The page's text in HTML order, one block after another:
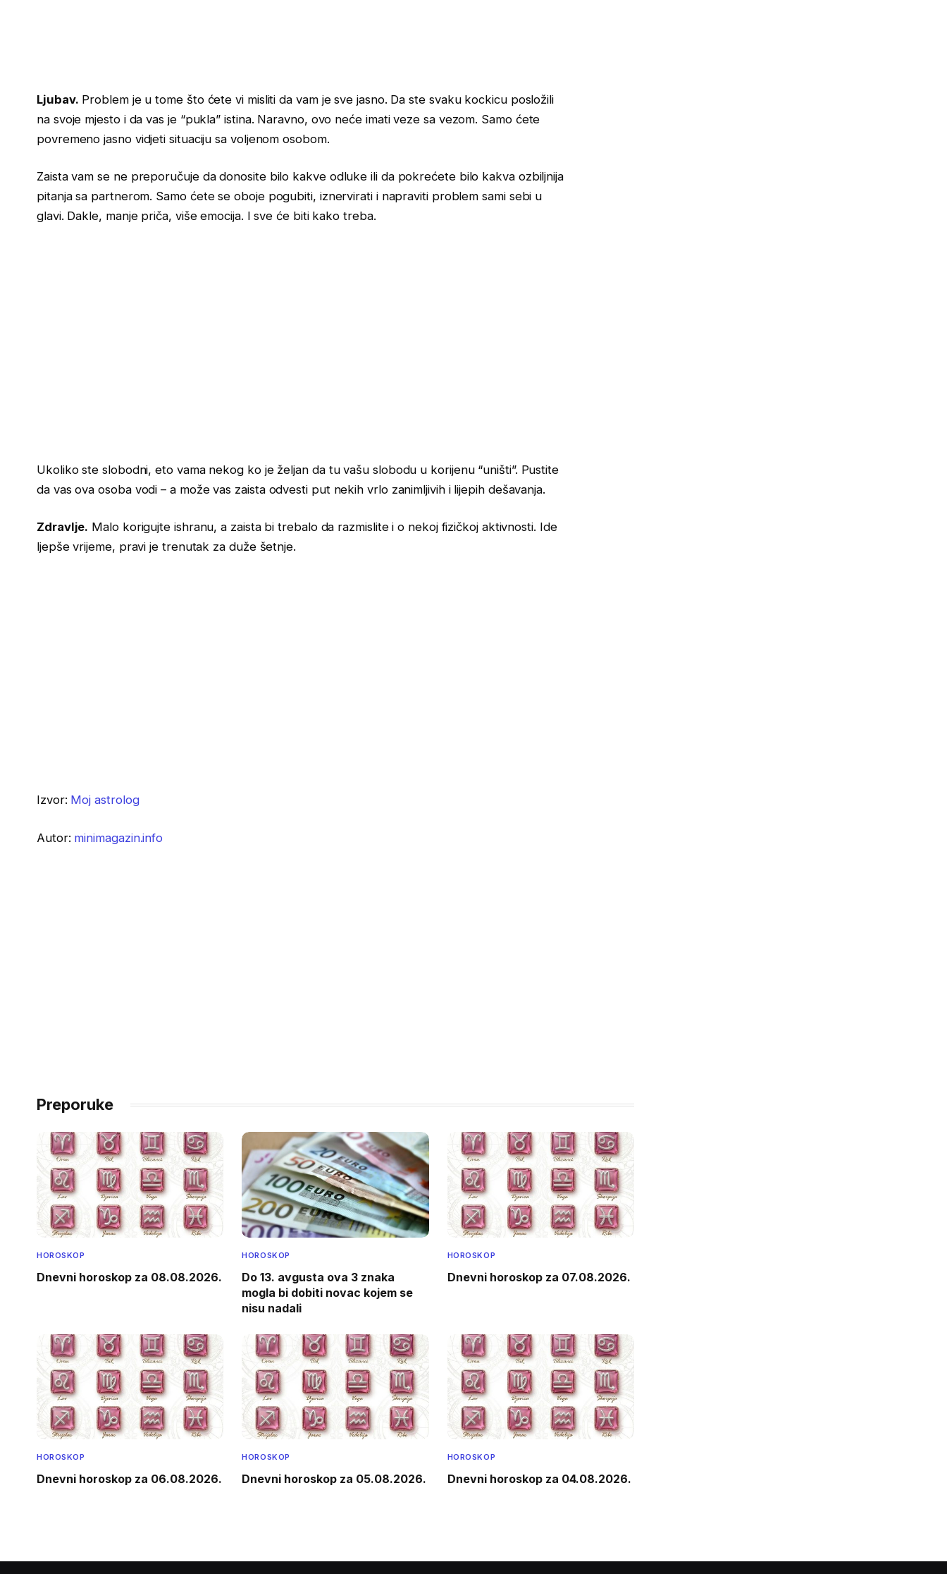
Ljubav. Problem je u tome što ćete vi misliti da vam je sve jasno. Da ste svaku kockicu posložili
na svoje mjesto i da vas je “pukla” istina. Naravno, ovo neće imati veze sa vezom. Samo ćete
povremeno jasno vidjeti situaciju sa voljenom osobom.
Zaista vam se ne preporučuje da donosite bilo kakve odluke ili da pokrećete bilo kakva ozbiljnija
pitanja sa partnerom. Samo ćete se oboje pogubiti, iznervirati i napraviti problem sami sebi u
glavi. Dakle, manje priča, više emocija. I sve će biti kako treba.
Ukoliko ste slobodni, eto vama nekog ko je željan da tu vašu slobodu u korijenu “uništi”. Pustite
da vas ova osoba vodi – a može vas zaista odvesti put nekih vrlo zanimljivih i lijepih dešavanja.
Zdravlje. Malo korigujte ishranu, a zaista bi trebalo da razmislite i o nekoj fizičkoj aktivnosti. Ide
ljepše vrijeme, pravi je trenutak za duže šetnje.
Izvor: Moj astrolog
Autor: minimagazin.info
Preporuke
HOROSKOP
Dnevni horoskop za 08.08.2026.
HOROSKOP
Do 13. avgusta ova 3 znaka
mogla bi dobiti novac kojem se
nisu nadali
HOROSKOP
Dnevni horoskop za 07.08.2026.
HOROSKOP
Dnevni horoskop za 06.08.2026.
HOROSKOP
Dnevni horoskop za 05.08.2026.
HOROSKOP
Dnevni horoskop za 04.08.2026.